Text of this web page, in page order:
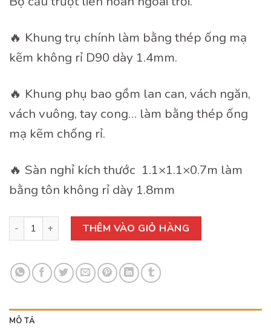
🔥 Khung trụ chính làm bằng thép ống mạ
kẽm không rỉ D90 dày 1.4mm.
🔥 Khung phụ bao gồm lan can, vách ngăn,
vách vuông, tay cong… làm bằng thép ống
mạ kẽm chống rỉ.
🔥 Sàn nghỉ kích thước 1.1×1.1×0.7m làm
bằng tôn không rỉ dày 1.8mm
Cầu Trượt Liên Hoàn Ngoài Trời CTLH02 số lượng
THÊM VÀO GIỎ HÀNG
MÔ TẢ